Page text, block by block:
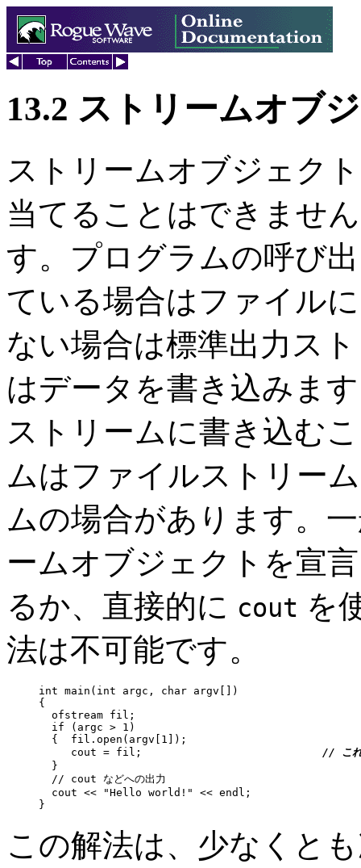
13.2 ストリームオブ
ストリームオブジェク
当てることはできませ
す。プログラムの呼び
ている場合はファイル
ない場合は標準出力ス
はデータを書き込みま
ストリームに書き込む
ムはファイルストリー
ムの場合があります。
ームオブジェクトを宣
るか、直接的に cout を
法は不可能です。
int main(int argc, char argv[])
{
  ofstream fil;
  if (argc > 1)
  {  fil.open(argv[1]);
     cout = fil;
// これ
  }
  // cout などへの出力
  cout << "Hello world!" << endl;
}
この解法は、少なくと